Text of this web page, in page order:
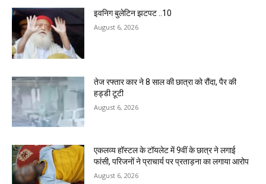
इवनिग बुलेटिन झटपट ..10
August 6, 2026
तेज रफ्तार कार ने 8 साल की छात्रा को रौंदा, पैर की
हड्डी टूटी
August 6, 2026
एकलव्य हॉस्टल के टॉयलेट में 9वीं के छात्र ने लगाई
फांसी, परिजनों ने प्राचार्य पर प्रताड़ना का लगाया आरोप
August 6, 2026